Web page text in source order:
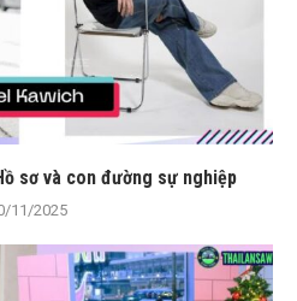
sơ và con đường sự nghiệp
11/2025